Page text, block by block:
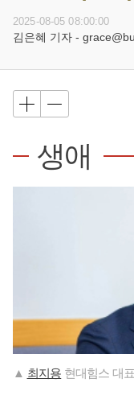
2025-08-05 08:00:00
김은혜 기자 -
생애
▲ 최지용 현대힘스 대